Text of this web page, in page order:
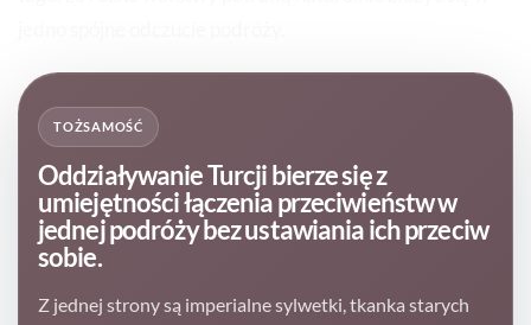
TOŻSAMOŚĆ
Oddziaływanie Turcji bierze się z
umiejętności łączenia przeciwieństw w
jednej podróży bez ustawiania ich przeciw
sobie.
Z jednej strony są imperialne sylwetki, tkanka starych